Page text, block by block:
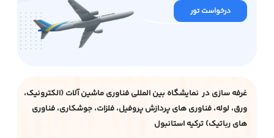
درخواست تور
غرفه سازی در نمایشگاه بین المللی فناوری ماشین آلات (الکترونیک،
ورق، لوله، فناوری های پردازش پروفیل، فلزات، جوشکاری، فناوری
های رباتیک) ترکیه استانبول